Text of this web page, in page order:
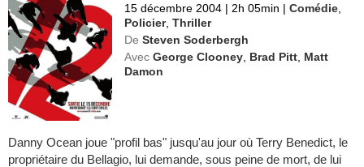
15 décembre 2004 | 2h 05min | Comédie
Policier,Thriller
De Steven Soderbergh
Avec George Clooney Brad Pitt Matt
Damon
Danny Ocean joue "profil bas" jusqu'au jour où Terry Benedict, le
propriétaire du Bellagio, lui demande, sous peine de mort, de lui